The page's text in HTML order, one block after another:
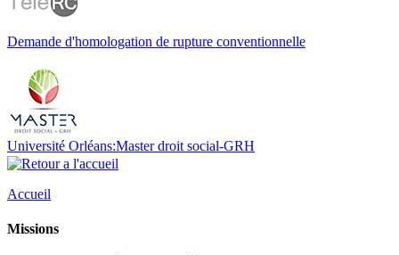
Demande d'homologation de rupture conventionnelle
Université Orléans:Master droit social-GRH
Accueil
Missions